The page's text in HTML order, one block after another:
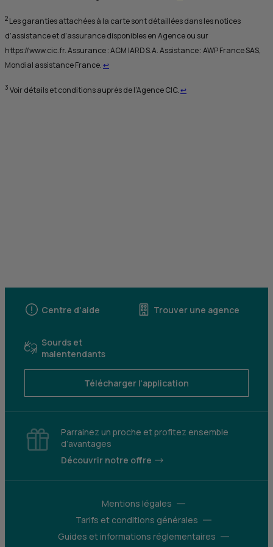
2 Les garanties attachées à la carte sont détaillées dans les notices
d’assistance et d’assurance disponibles en Agence ou sur
https://www.cic.fr. Assurance :ACM IARD S.A.Assistance :AWPFranceSAS,
Mondial assistance France.↩Retour au renvoi 2
3 Voir détails et conditions auprès de l’AgenceCIC.↩Retour au renvoi 3
Centre d'aide Trouver une agence
Sourds et
malentendants
Télécharger l'application
Parrainez un proche et profitez ensemble
d’avantages
Découvrir notre offre
Mentions légales
Tarifs et conditions générales
Guides et informations réglementaires